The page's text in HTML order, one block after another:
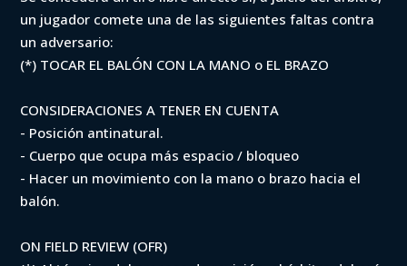
un jugador comete una de las siguientes faltas contra
un adversario:
(*) TOCAR EL BALÓN CON LA MANO o EL BRAZO
CONSIDERACIONES A TENER EN CUENTA
- Posición antinatural.
- Cuerpo que ocupa más espacio / bloqueo
- Hacer un movimiento con la mano o brazo hacia el
balón.
ON FIELD REVIEW (OFR)